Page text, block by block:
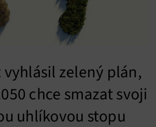
vyhlásil zelený plán,
chce smazat svoji
uhlíkovou stopu